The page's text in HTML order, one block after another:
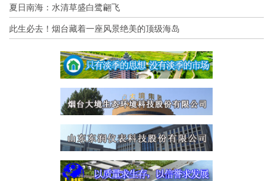
夏日南海：水清草盛白鹭翩飞
此生必去！烟台藏着一座风景绝美的顶级海岛